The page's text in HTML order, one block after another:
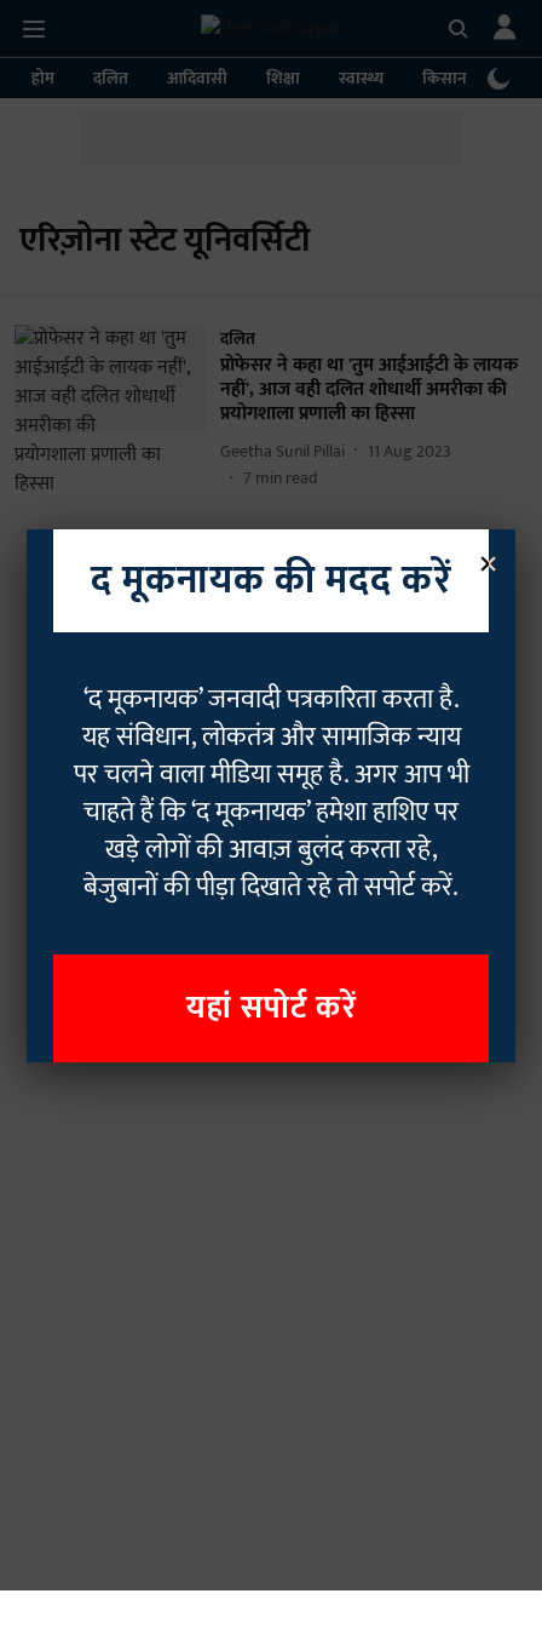
होम दलित आदिवासी शिक्षा स्वास्थ्य किसान
एरिज़ोना स्टेट यूनिवर्सिटी
दलित
प्रोफेसर ने कहा था 'तुम आईआईटी के लायक
नहीं', आज वही दलित शोधार्थी अमरीका की
प्रयोगशाला प्रणाली का हिस्सा
Geetha Sunil Pillai
11 Aug 2023
7 min read
×
द मूकनायक की मदद करें
‘द मूकनायक’ जनवादी पत्रकारिता करता है.
यह संविधान, लोकतंत्र और सामाजिक न्याय
पर चलने वाला मीडिया समूह है. अगर आप भी
चाहते हैं कि ‘द मूकनायक’ हमेशा हाशिए पर
खड़े लोगों की आवाज़ बुलंद करता रहे,
बेजुबानों की पीड़ा दिखाते रहे तो सपोर्ट करें.
यहां सपोर्ट करें